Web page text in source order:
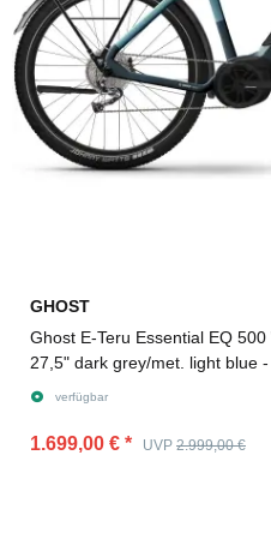
GHOST
Ghost E-Teru Essential EQ
27,5" dark grey/met. light blue
verfügbar
1.699,00 € * UVP 2.999,00 €